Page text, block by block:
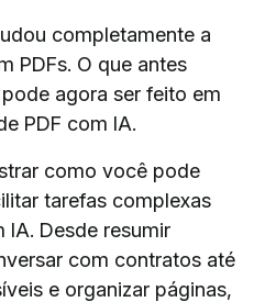
completamente a
PDFs. O que antes
agora ser feito em
PDF com IA.
como você pode
tarefas complexas
IA. Desde resumir
com contratos até
e organizar páginas,